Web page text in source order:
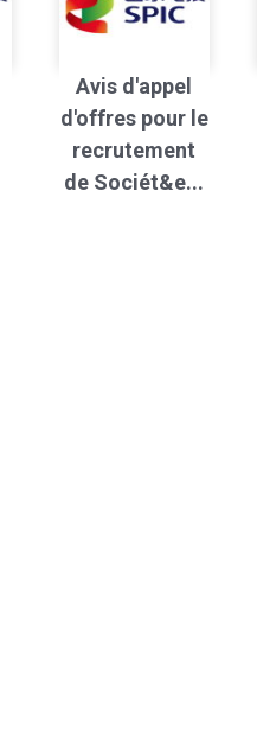
Avis d'appel
d'offres pour le
recrutement
de Sociét&e...